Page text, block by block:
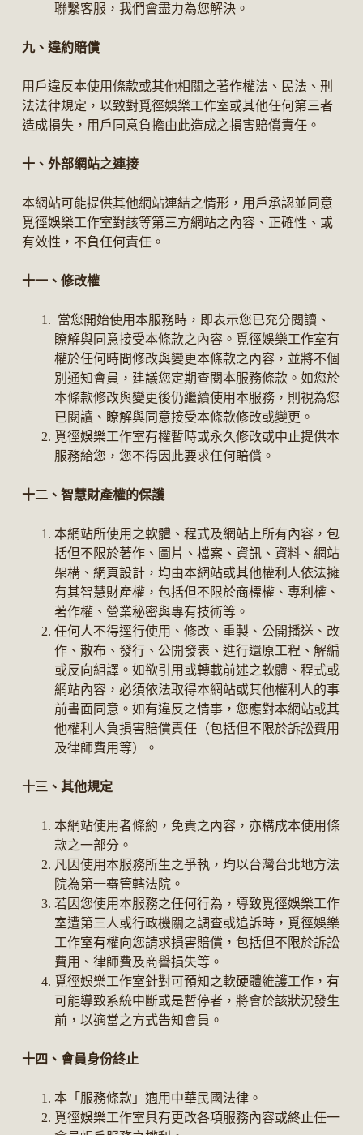
聯繫客服，我們會盡力為您解決。
九、違約賠償
用戶違反本使用條款或其他相關之著作權法、民法、刑
法法律規定，以致對覓徑娛樂工作室或其他任何第三者
造成損失，用戶同意負擔由此造成之損害賠償責任。
十、外部網站之連接
本網站可能提供其他網站連結之情形，用戶承認並同意
覓徑娛樂工作室對該等第三方網站之內容、正確性、或
有效性，不負任何責任。
十一、修改權
當您開始使用本服務時，即表示您已充分閱讀、
瞭解與同意接受本條款之內容。覓徑娛樂工作室有
權於任何時間修改與變更本條款之內容，並將不個
別通知會員，建議您定期查閱本服務條款。如您於
本條款修改與變更後仍繼續使用本服務，則視為您
已閱讀、瞭解與同意接受本條款修改或變更。
覓徑娛樂工作室有權暫時或永久修改或中止提供本
服務給您，您不得因此要求任何賠償。
十二、智慧財產權的保護
本網站所使用之軟體、程式及網站上所有內容，包
括但不限於著作、圖片、檔案、資訊、資料、網站
架構、網頁設計，均由本網站或其他權利人依法擁
有其智慧財產權，包括但不限於商標權、專利權、
著作權、營業秘密與專有技術等。
任何人不得逕行使用、修改、重製、公開播送、改
作、散布、發行、公開發表、進行還原工程、解編
或反向組譯。如欲引用或轉載前述之軟體、程式或
網站內容，必須依法取得本網站或其他權利人的事
前書面同意。如有違反之情事，您應對本網站或其
他權利人負損害賠償責任（包括但不限於訴訟費用
及律師費用等）。
十三、其他規定
本網站使用者條約，免責之內容，亦構成本使用條
款之一部分。
凡因使用本服務所生之爭執，均以台灣台北地方法
院為第一審管轄法院。
若因您使用本服務之任何行為，導致覓徑娛樂工作
室遭第三人或行政機關之調查或追訴時，覓徑娛樂
工作室有權向您請求損害賠償，包括但不限於訴訟
費用、律師費及商譽損失等。
覓徑娛樂工作室針對可預知之軟硬體維護工作，有
可能導致系統中斷或是暫停者，將會於該狀況發生
前，以適當之方式告知會員。
十四、會員身份終止
本「服務條款」適用中華民國法律。
覓徑娛樂工作室具有更改各項服務內容或終止任一